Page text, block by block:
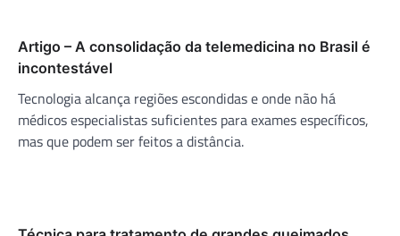
Artigo – A consolidação da telemedicina no Brasil é
incontestável
Tecnologia alcança regiões escondidas e onde não há
médicos especialistas suficientes para exames específicos,
mas que podem ser feitos a distância.